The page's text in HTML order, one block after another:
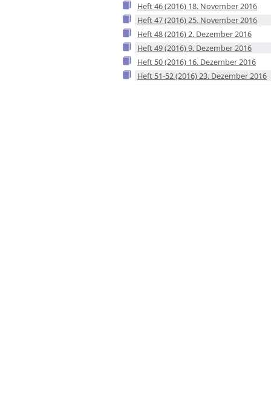
Heft 46 (2016) 18. November 2016
Heft 47 (2016) 25. November 2016
Heft 48 (2016) 2. Dezember 2016
Heft 49 (2016) 9. Dezember 2016
Heft 50 (2016) 16. Dezember 2016
Heft 51-52 (2016) 23. Dezember 2016